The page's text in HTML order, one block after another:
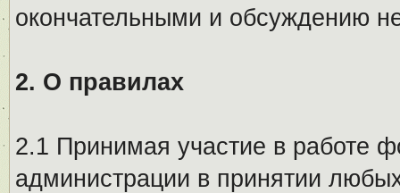
окончательными и обсуждению
2. О правилах
2.1 Принимая участие в работе
администрации в принятии